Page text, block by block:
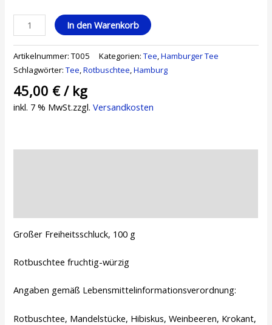
In den Warenkorb
Artikelnummer:T005 Kategorien:Tee,Hamburger Tee
Schlagwörter:Tee,Rotbuschtee,Hamburg
45,00 €/ kg
inkl. 7 % MwSt.zzgl.Versandkosten
Großer Freiheitsschluck, 100 g
Rotbuschtee fruchtig-würzig
Angaben gemäß Lebensmittelinformationsverordnung:
Rotbuschtee, Mandelstücke, Hibiskus, Weinbeeren, Krokant,